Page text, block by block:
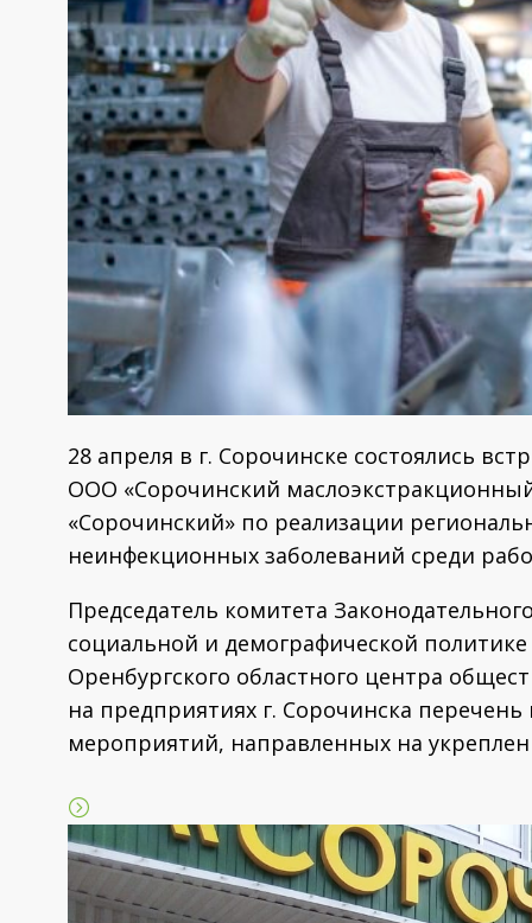
28 апреля в г. Сорочинске состоялись
ООО «Сорочинский
«Сорочинский» по реализации
неинфекционных заболеваний среди
Председатель комитета
социальной и демографической
Оренбургского областного центра
на предприятиях г. Сорочинска
мероприятий, направленных на